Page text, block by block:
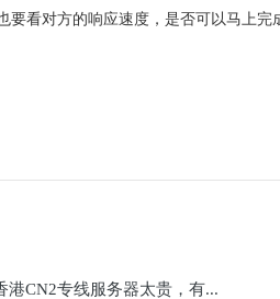
看对方的响应速度，是否可以马上完
港CN2专线服务器太贵，有...